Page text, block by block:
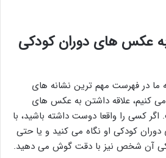
به عکس های دوران کودکی
ما در فهرست مهم ترین نشانه های
کنیم، علاقه داشتن به عکس های
کسی را واقعا دوست داشته باشید، با
کودکی او نگاه می کنید و یا حتی
آن شخص نیز با دقت گوش می دهید.